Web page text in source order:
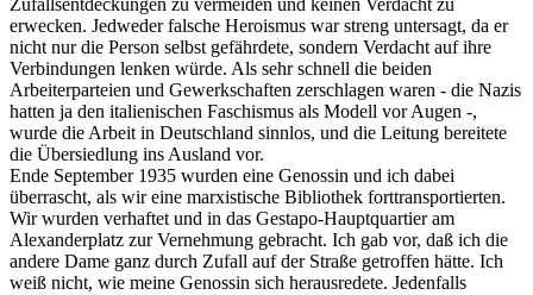
erwecken. Jedweder falsche Heroismus war streng untersagt, da er
nicht nur die Person selbst gefährdete, sondern Verdacht auf ihre
Verbindungen lenken würde. Als sehr schnell die beiden
Arbeiterparteien und Gewerkschaften zerschlagen waren - die Nazis
hatten ja den italienischen Faschismus als Modell vor Augen -,
wurde die Arbeit in Deutschland sinnlos, und die Leitung bereitete
die Übersiedlung ins Ausland vor.
Ende September 1935 wurden eine Genossin und ich dabei
überrascht, als wir eine marxistische Bibliothek forttransportierten.
Wir wurden verhaftet und in das Gestapo-Hauptquartier am
Alexanderplatz zur Vernehmung gebracht. Ich gab vor, daß ich die
andere Dame ganz durch Zufall auf der Straße getroffen hätte. Ich
weiß nicht, wie meine Genossin sich herausredete. Jedenfalls